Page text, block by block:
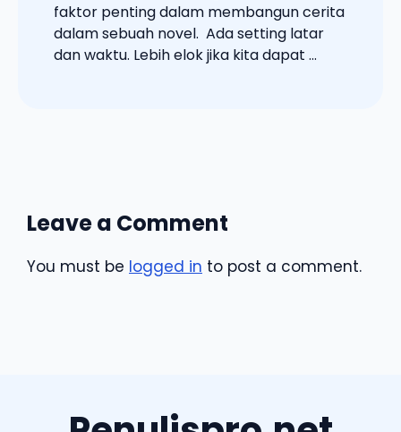
faktor penting dalam membangun cerita
dalam sebuah novel. Ada setting latar
dan waktu. Lebih elok jika kita dapat ...
Leave a Comment
You must be logged in to post a comment.